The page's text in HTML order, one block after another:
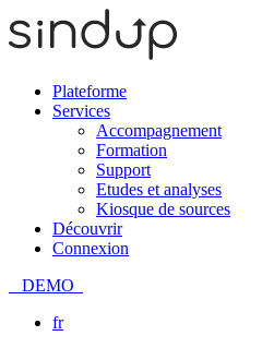
Plateforme
Services
Accompagnement
Formation
Support
Etudes et analyses
Kiosque de sources
Découvrir
Connexion
DEMO
fr